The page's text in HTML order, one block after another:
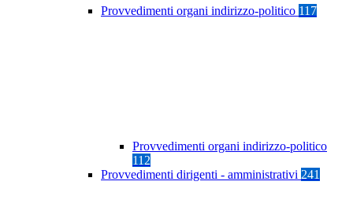
Provvedimenti organi indirizzo-politico 117
Provvedimenti organi indirizzo-politico
112
Provvedimenti dirigenti - amministrativi 241